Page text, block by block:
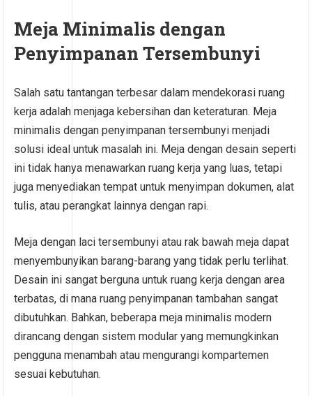
Meja Minimalis dengan
Penyimpanan Tersembunyi
Salah satu tantangan terbesar dalam mendekorasi ruang
kerja adalah menjaga kebersihan dan keteraturan. Meja
minimalis dengan penyimpanan tersembunyi menjadi
solusi ideal untuk masalah ini. Meja dengan desain seperti
ini tidak hanya menawarkan ruang kerja yang luas, tetapi
juga menyediakan tempat untuk menyimpan dokumen, alat
tulis, atau perangkat lainnya dengan rapi.
Meja dengan laci tersembunyi atau rak bawah meja dapat
menyembunyikan barang-barang yang tidak perlu terlihat.
Desain ini sangat berguna untuk ruang kerja dengan area
terbatas, di mana ruang penyimpanan tambahan sangat
dibutuhkan. Bahkan, beberapa meja minimalis modern
dirancang dengan sistem modular yang memungkinkan
pengguna menambah atau mengurangi kompartemen
sesuai kebutuhan.